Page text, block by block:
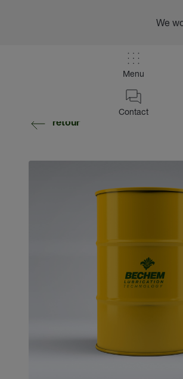
Menu
Contact
We
retour